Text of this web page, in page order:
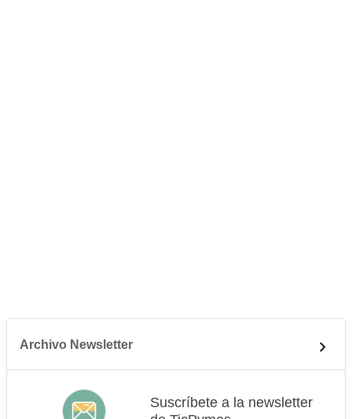
Archivo Newsletter
Suscríbete a la newsletter